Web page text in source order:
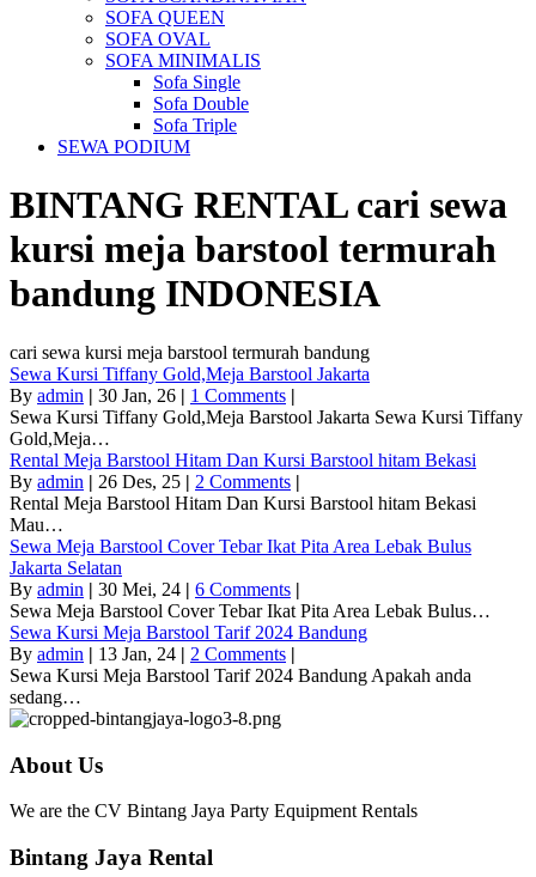
SOFA QUEEN
SOFA OVAL
SOFA MINIMALIS
Sofa Single
Sofa Double
Sofa Triple
SEWA PODIUM
BINTANG RENTAL cari sewa
kursi meja barstool termurah
bandung INDONESIA
cari sewa kursi meja barstool termurah bandung
Sewa Kursi Tiffany Gold,Meja Barstool Jakarta
By admin | 30 Jan, 26 | 1 Comments |
Sewa Kursi Tiffany Gold,Meja Barstool Jakarta Sewa Kursi Tiffany
Gold,Meja…
Rental Meja Barstool Hitam Dan Kursi Barstool hitam Bekasi
By admin | 26 Des, 25 | 2 Comments |
Rental Meja Barstool Hitam Dan Kursi Barstool hitam Bekasi
Mau…
Sewa Meja Barstool Cover Tebar Ikat Pita Area Lebak Bulus
Jakarta Selatan
By admin | 30 Mei, 24 | 6 Comments |
Sewa Meja Barstool Cover Tebar Ikat Pita Area Lebak Bulus…
Sewa Kursi Meja Barstool Tarif 2024 Bandung
By admin | 13 Jan, 24 | 2 Comments |
Sewa Kursi Meja Barstool Tarif 2024 Bandung Apakah anda
sedang…
About Us
We are the CV Bintang Jaya Party Equipment Rentals
Bintang Jaya Rental